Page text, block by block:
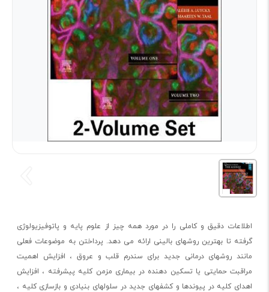
اطلاعات دقیق و کاملی را در مورد همه چیز از علوم پایه و پاتوفیزیولوژی
گرفته تا بهترین روشهای بالینی ارائه می دهد. پرداختن به موضوعات فعلی
مانند روشهای درمانی جدید برای سندرم قلب و عروق ، افزایش اهمیت
مراقبت حمایتی یا تسکین دهنده در بیماری مزمن کلیه پیشرفته ، افزایش
اهدای کلیه در پیوندها و کشفهای جدید در سلولهای بنیادی و بازسازی کلیه ،